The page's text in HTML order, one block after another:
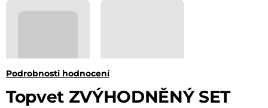
Topvet ZVÝHODNĚNÝ SET
Průměrné
hodnocení
produktu
Podrobnosti hodnocení